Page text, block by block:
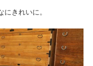
きれいに。